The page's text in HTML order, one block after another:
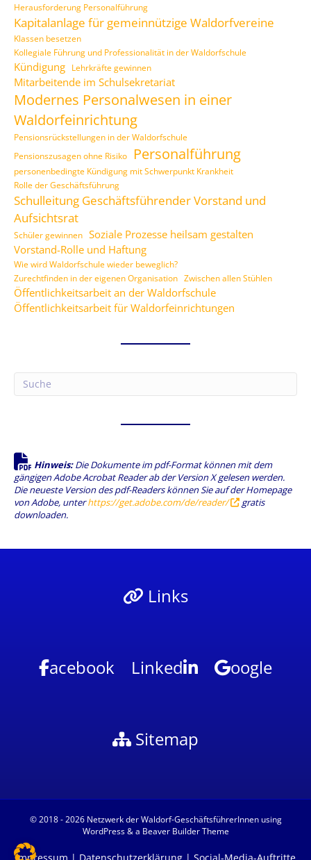
Herausforderung Personalführung
Kapitalanlage für gemeinnützige Waldorfvereine
Klassen besetzen
Kollegiale Führung und Professionalität in der Waldorfschule
Kündigung Lehrkräfte gewinnen
Mitarbeitende im Schulsekretariat
Modernes Personalwesen in einer
Waldorfeinrichtung
Pensionsrückstellungen in der Waldorfschule
Pensionszusagen ohne Risiko
Personalführung
personenbedingte Kündigung mit Schwerpunkt Krankheit
Rolle der Geschäftsführung
Schulleitung Geschäftsführender Vorstand und
Aufsichtsrat
Schüler gewinnen Soziale Prozesse heilsam gestalten
Vorstand-Rolle und Haftung
Wie wird Waldorfschule wieder beweglich?
Zurechtfinden in der eigenen Organisation Zwischen allen Stühlen
Öffentlichkeitsarbeit an der Waldorfschule
Öffentlichkeitsarbeit für Waldorfeinrichtungen
Hinweis:Die Dokumente im pdf-Format können mit dem
gängigen Adobe Acrobat Reader ab der Version X gelesen werden.
Die neueste Version des pdf-Readers können Sie auf der Homepage
von Adobe, unterhttps://get.adobe.com/de/reader/
gratis
downloaden.
Links
acebook Linked oogle
Sitemap
© 2018 - 2026 Netzwerk der Waldorf-GeschäftsführerInnenusing
WordPress& a Beaver Builder Theme
Impressum | Datenschutzerklärung | Social-Media-Auftritte